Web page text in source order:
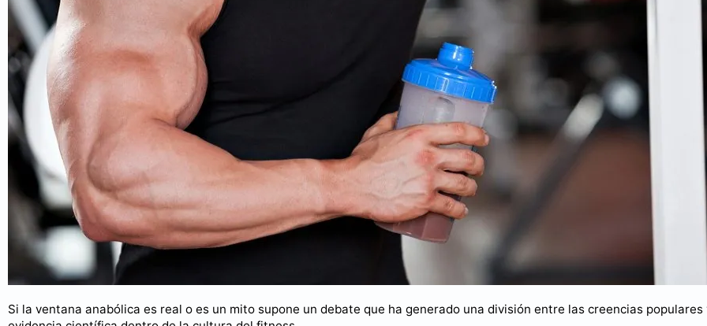
Si la ventana anabólica es real o es un mito supone un debate que ha generado una división entre las creencias populares